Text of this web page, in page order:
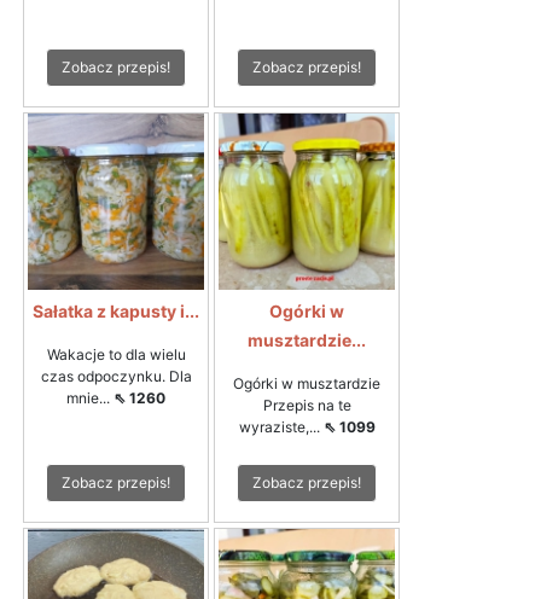
Zobacz przepis! Zobacz przepis!
Sałatka z kapusty i...
Wakacje to dla wielu
czas odpoczynku. Dla
mnie... ⇖ 1260
Zobacz przepis!
Ogórki w
musztardzie...
Ogórki w musztardzie
Przepis na te
wyraziste,... ⇖ 1099
Zobacz przepis!